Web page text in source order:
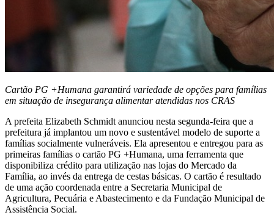
Cartão PG +Humana garantirá variedade de opções para famílias
em situação de insegurança alimentar atendidas nos CRAS
A prefeita Elizabeth Schmidt anunciou nesta segunda-feira que a
prefeitura já implantou um novo e sustentável modelo de suporte a
famílias socialmente vulneráveis. Ela apresentou e entregou para as
primeiras famílias o cartão PG +Humana, uma ferramenta que
disponibiliza crédito para utilização nas lojas do Mercado da
Família, ao invés da entrega de cestas básicas. O cartão é resultado
de uma ação coordenada entre a Secretaria Municipal de
Agricultura, Pecuária e Abastecimento e da Fundação Municipal de
Assistência Social.